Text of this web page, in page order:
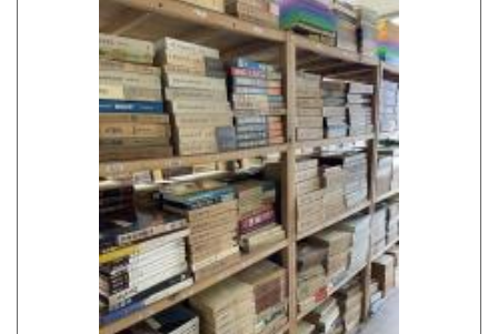
800円 長崎県
800円 大分県
800円 鹿児島県
1,500円